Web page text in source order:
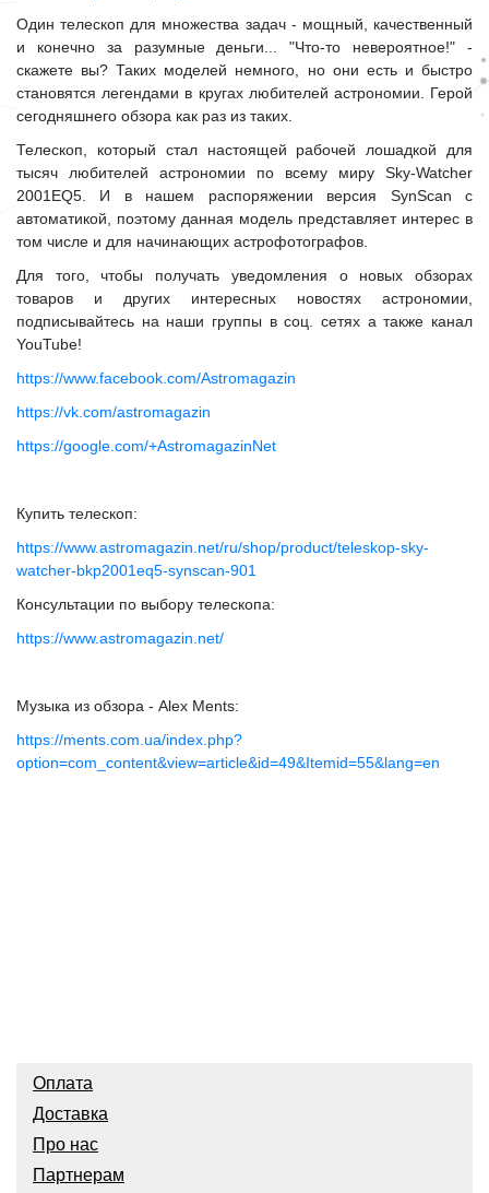
Оплата
Доставка
Про нас
Партнерам
Один телескоп для множества задач - мощный, качественный
и конечно за разумные деньги... "Что-то невероятное!" -
скажете вы? Таких моделей немного, но они есть и быстро
становятся легендами в кругах любителей астрономии. Герой
сегодняшнего обзора как раз из таких.
Телескоп, который стал настоящей рабочей лошадкой для
тысяч любителей астрономии по всему миру Sky-Watcher
2001EQ5. И в нашем распоряжении версия SynScan с
автоматикой, поэтому данная модель представляет интерес в
том числе и для начинающих астрофотографов.
Для того, чтобы получать уведомления о новых обзорах
товаров и других интересных новостях астрономии,
подписывайтесь на наши группы в соц. сетях а также канал
YouTube!
https://www.facebook.com/Astromagazin
https://vk.com/astromagazin
https://google.com/+AstromagazinNet
Купить телескоп:
https://www.astromagazin.net/ru/shop/product/teleskop-sky-
watcher-bkp2001eq5-synscan-901
Консультации по выбору телескопа:
https://www.astromagazin.net/
Музыка из обзора - Alex Ments:
https://ments.com.ua/index.php?
option=com_content&view=article&id=49&Itemid=55&lang=en